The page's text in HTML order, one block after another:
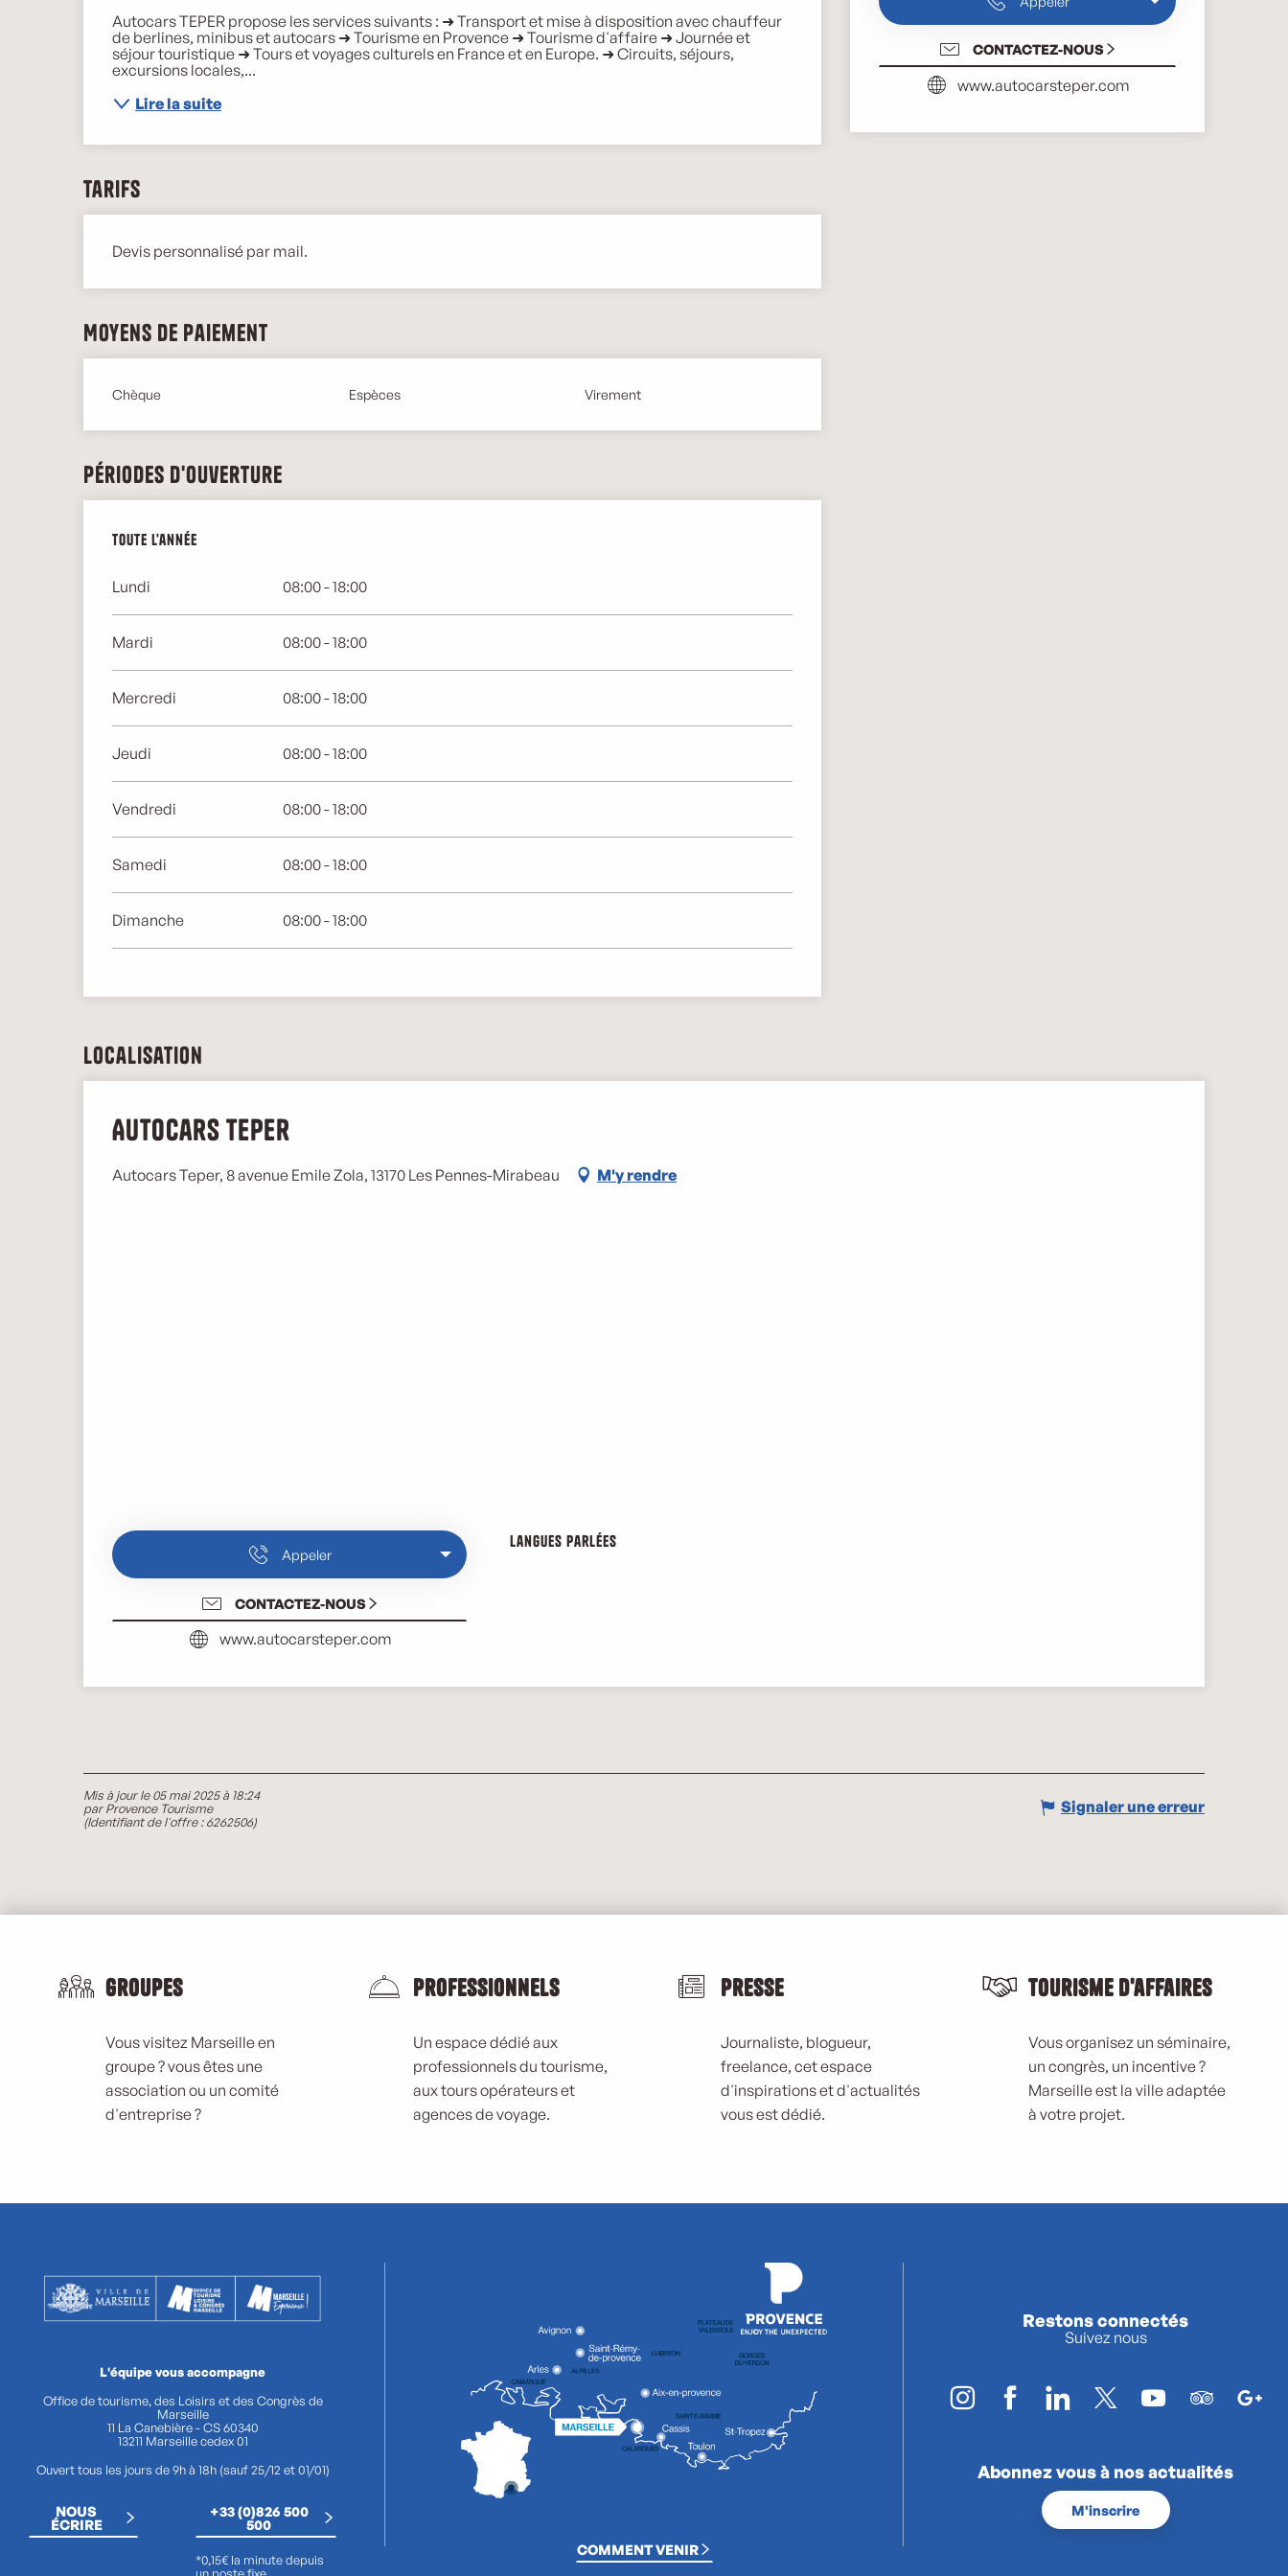
CONTACTEZ-NOUS
www.autocarsteper.com
Autocars TEPER propose les services suivants : ➜ Transport et mise à disposition avec chauffeur
de berlines, minibus et autocars ➜ Tourisme en Provence ➜ Tourisme d'affaire ➜ Journée et
séjour touristique ➜ Tours et voyages culturels en France et en Europe. ➜ Circuits, séjours,
excursions locales,...
Lire la suite
Tarifs
Devis personnalisé par mail.
Moyens de paiement
Chèque Espèces Virement
Périodes d'ouverture
Toute l'année
Toute l'année
Lundi 08:00 - 18:00
Mardi 08:00 - 18:00
Mercredi 08:00 - 18:00
Jeudi 08:00 - 18:00
Vendredi 08:00 - 18:00
Samedi 08:00 - 18:00
Dimanche 08:00 - 18:00
Localisation
Autocars Teper
Autocars Teper, 8 avenue Emile Zola, 13170 Les Pennes-Mirabeau M'y rendre
Appeler
CONTACTEZ-NOUS
www.autocarsteper.com
Langues parlées
Langues parlées
Mis à jour le 05 mai 2025 à 18:24
par Provence Tourisme
(Identifiant de l'offre :6262506)
Signaler une erreur
Groupes
Vous visitez Marseille en
groupe ? vous êtes une
association ou un comité
d'entreprise ?
Professionnels
Un espace dédié aux
professionnels du tourisme,
aux tours opérateurs et
agences de voyage.
Presse
Journaliste, blogueur,
freelance, cet espace
d'inspirations et d'actualités
vous est dédié.
Tourisme d'affaires
Vous organisez un séminaire,
un congrès, un incentive ?
Marseille est la ville adaptée
à votre projet.
L'équipe vous accompagne
Office de tourisme, des Loisirs et des Congrès de
Marseille
11 La Canebière - CS 60340
13211 Marseille cedex 01
Ouvert tous les jours de 9h à 18h (sauf 25/12 et 01/01)
NOUS
ÉCRIRE
+33 (0)826 500
500
*0,15€ la minute depuis
COMMENT VENIR
Restons connectés
Suivez nous
Abonnez vous à nos actualités
M'inscrire